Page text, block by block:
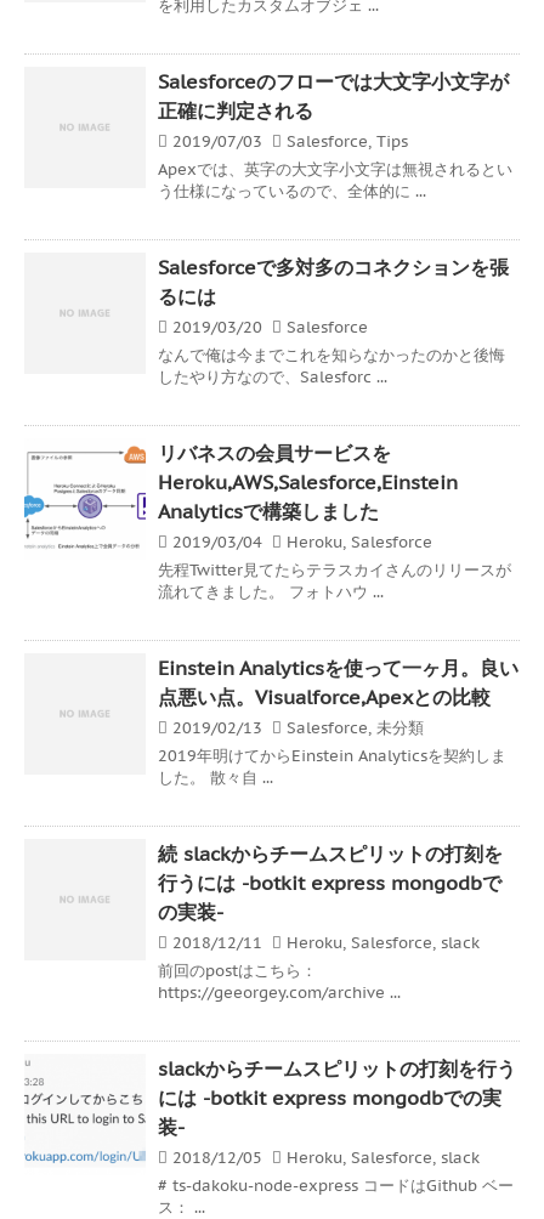
を利用したカスタムオブジェ ...
Salesforceのフローでは大文字小文字が
正確に判定される
2019/07/03 Salesforce, Tips
Apexでは、英字の大文字小文字は無視されるとい
う仕様になっているので、全体的に ...
Salesforceで多対多のコネクションを張
るには
2019/03/20
Salesforce
なんで俺は今までこれを知らなかったのかと後悔
したやり方なので、Salesforc ...
リバネスの会員サービスを
Heroku,AWS,Salesforce,Einstein
Analyticsで構築しました
2019/03/04 Heroku, Salesforce
先程Twitter見てたらテラスカイさんのリリースが
流れてきました。 フォトハウ ...
Einstein Analyticsを使って一ヶ月。良い
点悪い点。Visualforce,Apexとの比較
2019/02/13 Salesforce, 未分類
2019年明けてからEinstein Analyticsを契約しま
した。 散々自 ...
続 slackからチームスピリットの打刻を
行うには -botkit express mongodbで
の実装-
2018/12/11 Heroku, Salesforce, slack
前回のpostはこちら：
https://geeorgey.com/archive ...
slackからチームスピリットの打刻を行う
には -botkit express mongodbでの実
装-
2018/12/05 Heroku, Salesforce, slack
# ts-dakoku-node-express コードはGithub ベー
ス： ...